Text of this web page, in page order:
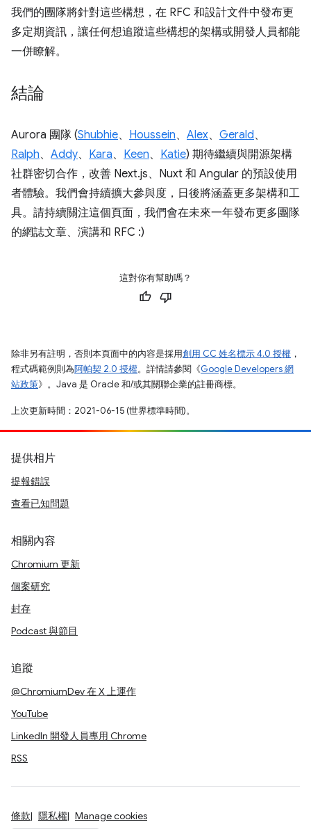
我們的團隊將針對這些構想，在 RFC 和設計文件中發布更
多定期資訊，讓任何想追蹤這些構想的架構或開發人員都能
一併瞭解。
結論
Aurora 團隊 (Shubhie、 Houssein、 Alex、 Gerald、
Ralph、 Addy、 Kara、 Keen、 Katie) 期待繼續與開源架構
社群密切合作，改善 Next.js、Nuxt 和 Angular 的預設使用
者體驗。我們會持續擴大參與度，日後將涵蓋更多架構和工
具。請持續關注這個頁面，我們會在未來一年發布更多團隊
的網誌文章、演講和 RFC :)
這對你有幫助嗎？
除非另有註明，否則本頁面中的內容是採用創用 CC 姓名標示 4.0 授權 ，
程式碼範例則為阿帕契 2.0 授權。詳情請參閱《Google Developers 網
站政策》。Java 是 Oracle 和/或其關聯企業的註冊商標。
上次更新時間：2021-06-15 (世界標準時間)。
提供相片
提報錯誤
查看已知問題
相關內容
Chromium 更新
個案研究
封存
Podcast 與節目
追蹤
@ChromiumDev 在 X 上運作
YouTube
LinkedIn 開發人員專用 Chrome
RSS
條款 隱私權 Manage cookies